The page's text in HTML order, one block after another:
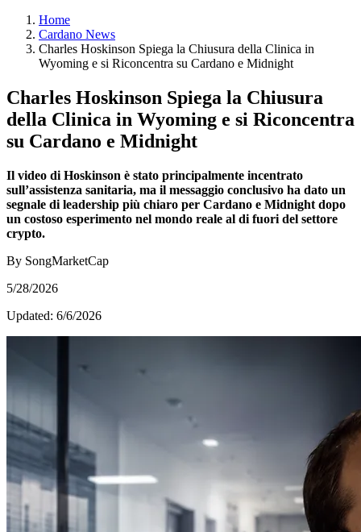
Home
Cardano News
Charles Hoskinson Spiega la Chiusura della Clinica in
Wyoming e si Riconcentra su Cardano e Midnight
Charles Hoskinson Spiega la Chiusura
della Clinica in Wyoming e si Riconcentra
su Cardano e Midnight
Il video di Hoskinson è stato principalmente incentrato
sull’assistenza sanitaria, ma il messaggio conclusivo ha dato un
segnale di leadership più chiaro per Cardano e Midnight dopo
un costoso esperimento nel mondo reale al di fuori del settore
crypto.
By SongMarketCap
5/28/2026
Updated: 6/6/2026